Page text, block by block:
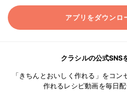
アプリをダウンロ
クラシルの公式SNS
「きちんとおいしく作れる」をコン
作れるレシピ動画を毎日配